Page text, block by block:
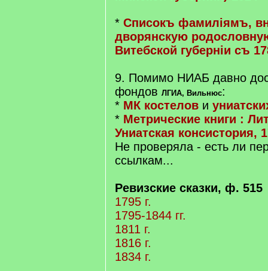
* Списокъ фамиліямъ,
дворянскую
Витебской губерніи съ
9. Помимо НИАБ давно
фондов ЛГИА, Вильнюс:
* МК костелов и
* Метрические книги :
Униатская консистория,
Не проверяла - есть ли
ссылкам...
Ревизские сказки, ф. 515
1795 г.
1795-1844 гг.
1811 г.
1816 г.
1834 г.